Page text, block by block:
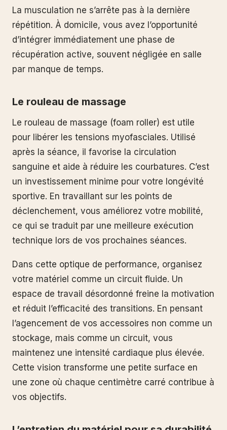
La musculation ne s’arrête pas à la dernière
répétition. À domicile, vous avez l’opportunité
d’intégrer immédiatement une phase de
récupération active, souvent négligée en salle
par manque de temps.
Le rouleau de massage
Le rouleau de massage (foam roller) est utile
pour libérer les tensions myofasciales. Utilisé
après la séance, il favorise la circulation
sanguine et aide à réduire les courbatures. C’est
un investissement minime pour votre longévité
sportive. En travaillant sur les points de
déclenchement, vous améliorez votre mobilité,
ce qui se traduit par une meilleure exécution
technique lors de vos prochaines séances.
Dans cette optique de performance, organisez
votre matériel comme un circuit fluide. Un
espace de travail désordonné freine la motivation
et réduit l’efficacité des transitions. En pensant
l’agencement de vos accessoires non comme un
stockage, mais comme un circuit, vous
maintenez une intensité cardiaque plus élevée.
Cette vision transforme une petite surface en
une zone où chaque centimètre carré contribue à
vos objectifs.